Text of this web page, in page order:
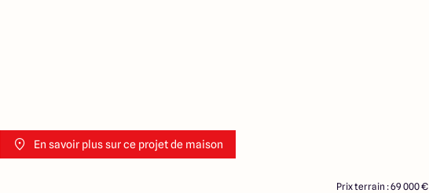
En savoir plus sur ce projet de maison
Prix terrain : 69 000 €